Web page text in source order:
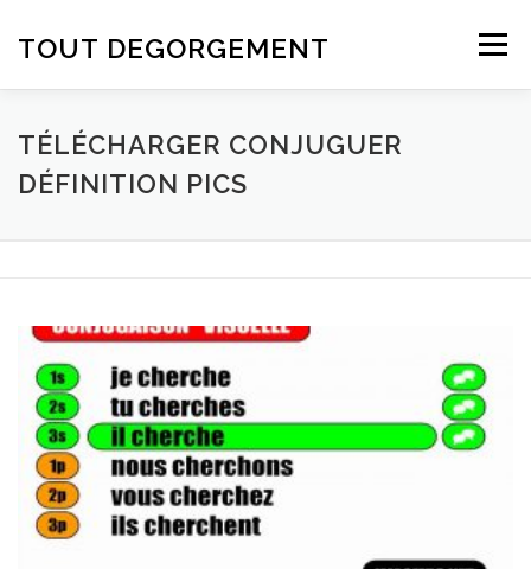
TOUT DEGORGEMENT Menu
TÉLÉCHARGER CONJUGUER
DÉFINITION PICS